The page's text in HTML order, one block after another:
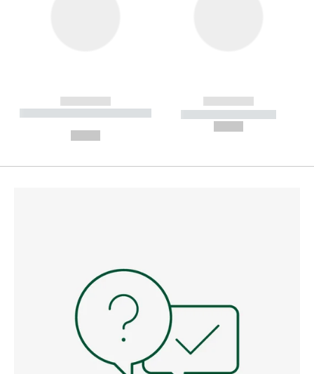
------------
----------- ----------- --------
------------
----------- -----------